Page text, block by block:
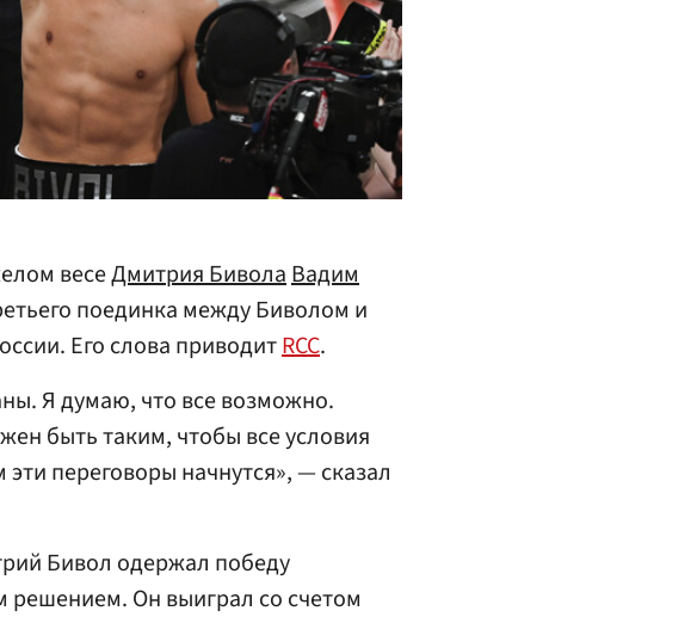
весеДмитрия БиволаВадим
поединка между Биволом и
Его слова приводитRCC.
Я думаю, что все возможно.
быть таким, чтобы все условия
переговоры начнутся», — сказал
Бивол одержал победу
решением. Он выиграл со счетом